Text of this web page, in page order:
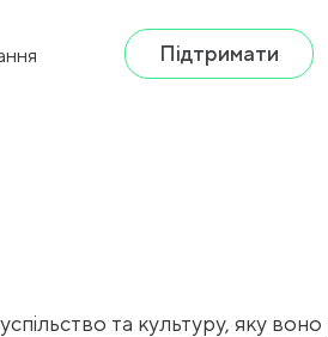
Підтримати
та культуру, яку